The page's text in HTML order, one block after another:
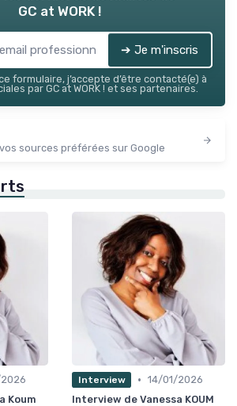
GC at WORK !
➔ Je m'inscris
formulaire, j’accepte d’être contacté(e) à
par GC at WORK ! et ses partenaires.
sources préférées sur Google
Koum
Interview • 14/01/2026
Interview de Vanessa KOUM